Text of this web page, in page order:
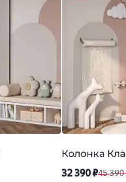
Колонка
32 390 ₽45 390